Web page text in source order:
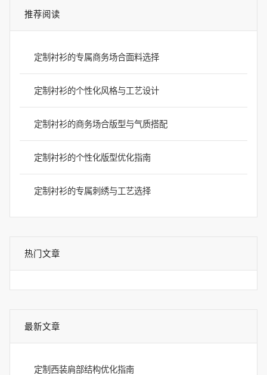
推荐阅读
定制衬衫的专属商务场合面料选择
定制衬衫的个性化风格与工艺设计
定制衬衫的商务场合版型与气质搭配
定制衬衫的个性化版型优化指南
定制衬衫的专属刺绣与工艺选择
热门文章
最新文章
定制西装肩部结构优化指南